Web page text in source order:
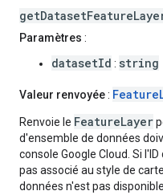
Paramètres :
datasetId : string
Valeur renvoyée:
Renvoie le FeatureLayer
d'ensemble de données
console Google Cloud. Si
pas associé au style de
données n'est pas